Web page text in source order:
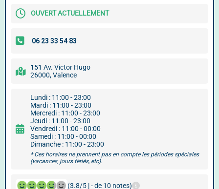
OUVERT ACTUELLEMENT
151 Av. Victor Hugo
26000, Valence
Lundi : 11:00 - 23:00
Mardi : 11:00 - 23:00
Mercredi : 11:00 - 23:00
Jeudi : 11:00 - 23:00
Vendredi : 11:00 - 00:00
Samedi : 11:00 - 00:00
Dimanche : 11:00 - 23:00
* Ces horaires ne prennent pas en compte les périodes spéciales
(vacances, jours fériés, etc).
(3.8/5 | - de 10 notes)